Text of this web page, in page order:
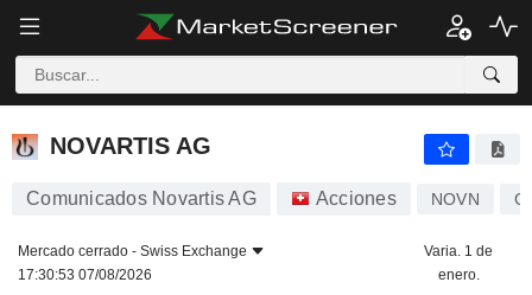
NOVARTIS AG
NOVARTIS AG
Comunicados Novartis AG Acciones NOVN
Mercado cerrado - Swiss Exchange
17:30:53 07/08/2026
Varia. 1 de
enero.